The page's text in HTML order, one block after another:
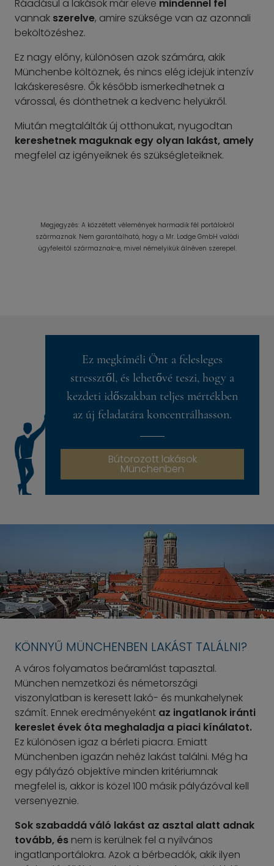
Ráadásul a lakások már eleve mindennel fel
vannak szerelve, amire szüksége van az azonnali
beköltözéshez.
Ez nagy előny, különösen azok számára, akik
Münchenbe költöznek, és nincs elég idejük intenzív
lakáskeresésre. Ők később ismerkedhetnek a
várossal, és dönthetnek a kedvenc helyükről.
Miután megtalálták új otthonukat, nyugodtan
kereshetnek maguknak egy olyan lakást, amely
megfelel az igényeiknek és szükségleteiknek.
Megjegyzés: A közzétett vélemények harmadik fél portálokról
származnak. Nem garantálható, hogy a Mr. Lodge GmbH valódi
ügyfeleitől származnak-e, mivel némelyikük álnéven szerepel.
Ez megkíméli Önt a felesleges
stressztől, és lehetővé teszi, hogy a
kezdeti időszakban teljes mértékben
az új feladatára koncentrálhasson.
Bútorozott lakások
Münchenben
KÖNNYŰ MÜNCHENBEN LAKÁST TALÁLNI?
A város folyamatos beáramlást tapasztal.
München nemzetközi és németországi
viszonylatban is keresett lakó- és munkahelynek
számít. Ennek eredményeként az ingatlanok iránti
kereslet évek óta meghaladja a piaci kínálatot.
Ez különösen igaz a bérleti piacra. Emiatt
Münchenben igazán nehéz lakást találni. Még ha
egy pályázó objektíve minden kritériumnak
megfelel is, akkor is közel 100 másik pályázóval kell
versenyeznie.
Sok szabaddá váló lakást az asztal alatt adnak
tovább, és nem is kerülnek fel a nyilvános
ingatlanportálokra. Azok a bérbeadók, akik ilyen